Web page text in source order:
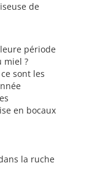
de
période
miel ?
sont les
en bocaux
la ruche